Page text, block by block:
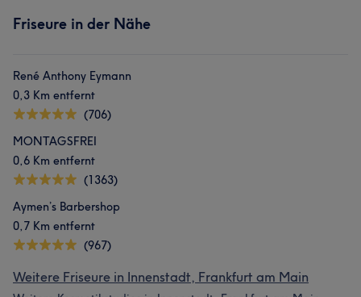
Friseure in der Nähe
René Anthony Eymann
0,3 Km entfernt
(706)
MONTAGSFREI
0,6 Km entfernt
(1363)
Aymen’s Barbershop
0,7 Km entfernt
(967)
Weitere Friseure in Innenstadt, Frankfurt am Main